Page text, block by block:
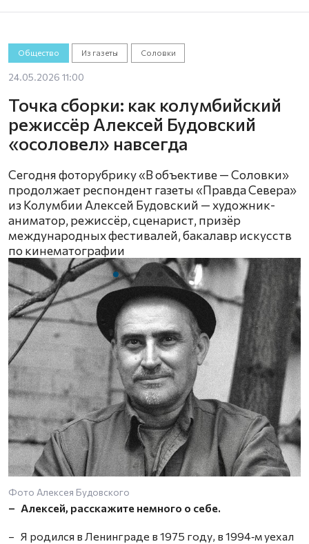
Общество Из газеты Соловки
24.05.2026 11:00
Точка сборки: как колумбийский
режиссёр Алексей Будовский
«осоловел» навсегда
Сегодня фоторубрику «В объективе — Соловки»
продолжает респондент газеты «Правда Севера»
из Колумбии Алексей Будовский — художник-
аниматор, режиссёр, сценарист, призёр
международных фестивалей, бакалавр искусств
по кинематографии
Фото Алексея Будовского
– Алексей, расскажите немного о себе.
– Я родился в Ленинграде в 1975 году, в 1994‑м уехал